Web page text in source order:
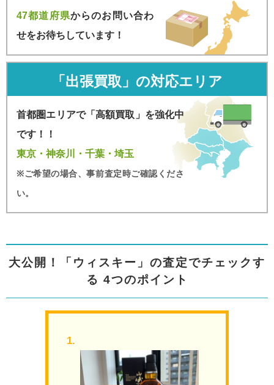
47都道府県からのお問い合わ
せをお待ちしています！
「出張買取」の対応エリア
首都圏エリアで「高額買取」を強化中
です！！
東京・神奈川・千葉・埼玉
※ご希望の場合、事前査定時ご確認くださ
い。
大公開！「ウィスキー」の査定でチェックす
る 4つのポイント